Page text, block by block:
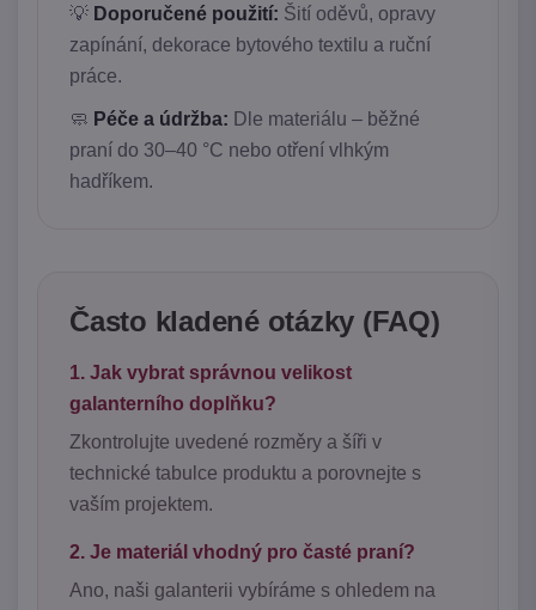
💡 Doporučené použití: Šití oděvů, opravy
zapínání, dekorace bytového textilu a ruční
práce.
🧼 Péče a údržba: Dle materiálu – běžné
praní do 30–40 °C nebo otření vlhkým
hadříkem.
Často kladené otázky (FAQ)
1. Jak vybrat správnou velikost
galanterního doplňku?
Zkontrolujte uvedené rozměry a šíři v
technické tabulce produktu a porovnejte s
vaším projektem.
2. Je materiál vhodný pro časté praní?
Ano, naši galanterii vybíráme s ohledem na